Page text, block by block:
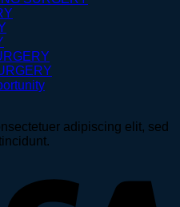
adipiscing elit, sed